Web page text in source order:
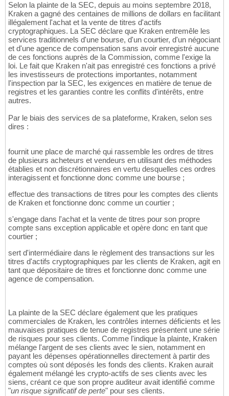
Selon la plainte de la SEC, depuis au moins septembre 2018,
Kraken a gagné des centaines de millions de dollars en facilitant
illégalement l'achat et la vente de titres d'actifs
cryptographiques. La SEC déclare que Kraken entremêle les
services traditionnels d'une bourse, d'un courtier, d'un négociant
et d'une agence de compensation sans avoir enregistré aucune
de ces fonctions auprès de la Commission, comme l'exige la
loi. Le fait que Kraken n'ait pas enregistré ces fonctions a privé
les investisseurs de protections importantes, notamment
l'inspection par la SEC, les exigences en matière de tenue de
registres et les garanties contre les conflits d'intérêts, entre
autres.
Par le biais des services de sa plateforme, Kraken, selon ses
dires :
fournit une place de marché qui rassemble les ordres de titres
de plusieurs acheteurs et vendeurs en utilisant des méthodes
établies et non discrétionnaires en vertu desquelles ces ordres
interagissent et fonctionne donc comme une bourse ;
effectue des transactions de titres pour les comptes des clients
de Kraken et fonctionne donc comme un courtier ;
s'engage dans l'achat et la vente de titres pour son propre
compte sans exception applicable et opère donc en tant que
courtier ;
sert d'intermédiaire dans le règlement des transactions sur les
titres d'actifs cryptographiques par les clients de Kraken, agit en
tant que dépositaire de titres et fonctionne donc comme une
agence de compensation.
La plainte de la SEC déclare également que les pratiques
commerciales de Kraken, les contrôles internes déficients et les
mauvaises pratiques de tenue de registres présentent une série
de risques pour ses clients. Comme l'indique la plainte, Kraken
mélange l'argent de ses clients avec le sien, notamment en
payant les dépenses opérationnelles directement à partir des
comptes où sont déposés les fonds des clients. Kraken aurait
également mélangé les crypto-actifs de ses clients avec les
siens, créant ce que son propre auditeur avait identifié comme
"un risque significatif de perte" pour ses clients.